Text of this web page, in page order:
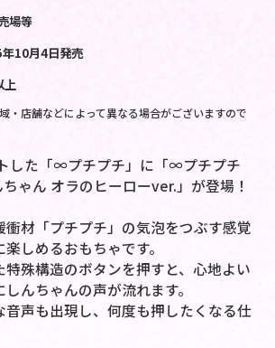
場等
年10月4日発売
上
・店舗などによって異なる場合がございますので
した「∞プチプチ」に「∞プチプチ
ゃん オラのヒーローver.」が登場！
衝材「プチプチ」の気泡をつぶす感覚
しめるおもちゃです。
特殊構造のボタンを押すと、心地よい
んちゃんの声が流れます。
音声も出現し、何度も押したくなる仕